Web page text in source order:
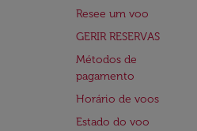
Resee um voo
GERIR RESERVAS
Métodos de
pagamento
Horário de voos
Estado do voo